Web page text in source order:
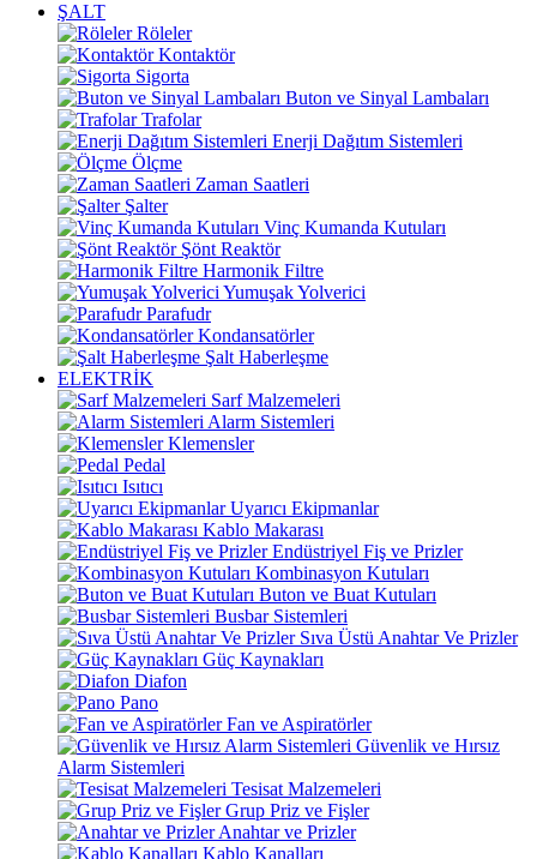
ŞALT
Röleler
Kontaktör
Sigorta
Buton ve Sinyal Lambaları
Trafolar
Enerji Dağıtım Sistemleri
Ölçme
Zaman Saatleri
Şalter
Vinç Kumanda Kutuları
Şönt Reaktör
Harmonik Filtre
Yumuşak Yolverici
Parafudr
Kondansatörler
Şalt Haberleşme
ELEKTRİK
Sarf Malzemeleri
Alarm Sistemleri
Klemensler
Pedal
Isıtıcı
Uyarıcı Ekipmanlar
Kablo Makarası
Endüstriyel Fiş ve Prizler
Kombinasyon Kutuları
Buton ve Buat Kutuları
Busbar Sistemleri
Sıva Üstü Anahtar Ve Prizler
Güç Kaynakları
Diafon
Pano
Fan ve Aspiratörler
Güvenlik ve Hırsız
Alarm Sistemleri
Tesisat Malzemeleri
Grup Priz ve Fişler
Anahtar ve Prizler
Kablo Kanalları